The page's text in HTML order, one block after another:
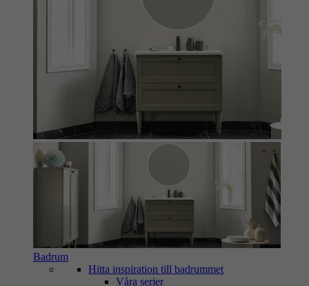
Badrum
Hitta inspiration till badrummet
Våra serier